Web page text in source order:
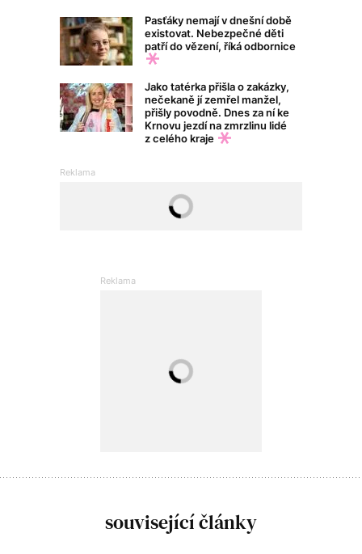
Pasťáky nemají v dnešní době
existovat. Nebezpečné děti
patří do vězení, říká odbornice
Jako tatérka přišla o zakázky,
nečekaně jí zemřel manžel,
přišly povodně. Dnes za ní ke
Krnovu jezdí na zmrzlinu lidé
z celého kraje
související články